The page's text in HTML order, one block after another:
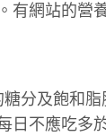
有網站的
分及飽和
日不應吃多